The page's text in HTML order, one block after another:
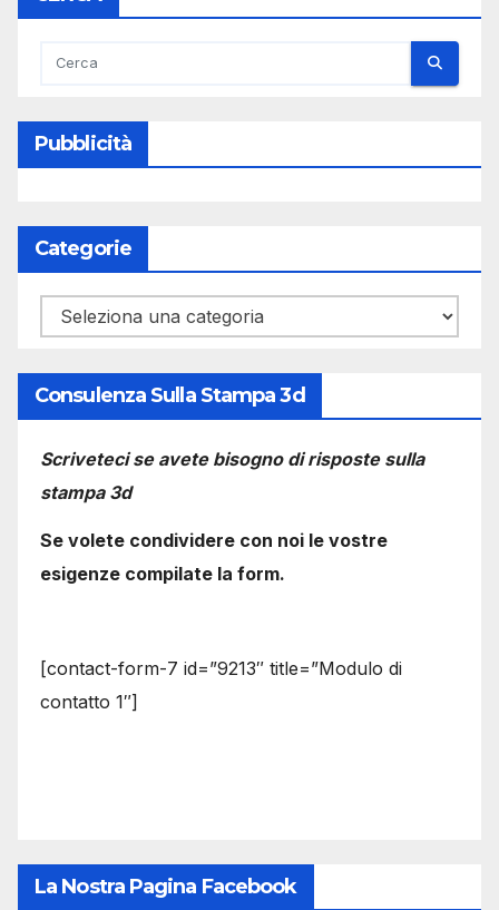
Pubblicità
Categorie
Categorie
Consulenza Sulla Stampa 3d
Scriveteci se avete bisogno di risposte sulla
stampa 3d
Se volete condividere con noi le vostre
esigenze compilate la form.
[contact-form-7 id=”9213″ title=”Modulo di
contatto 1″]
La Nostra Pagina Facebook